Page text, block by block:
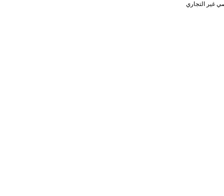
غير التجاري